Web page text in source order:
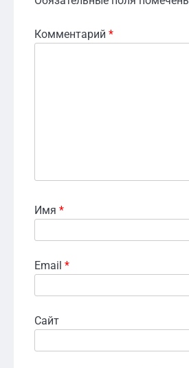
Комментарий *
Имя *
Email *
Сайт